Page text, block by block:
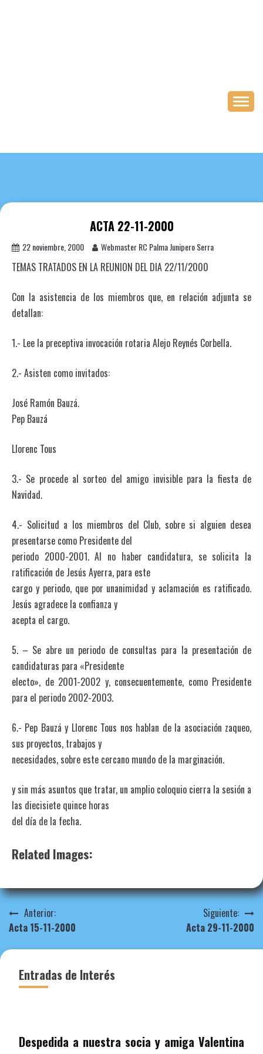
ACTA 22-11-2000
22 noviembre, 2000 Webmaster RC Palma Junipero Serra
TEMAS TRATADOS EN LA REUNION DEL DIA 22/11/2000
Con la asistencia de los miembros que, en relación adjunta se
detallan:
1.- Lee la preceptiva invocación rotaria Alejo Reynés Corbella.
2.- Asisten como invitados:
José Ramón Bauzá.
Pep Bauzá
Llorenc Tous
3.- Se procede al sorteo del amigo invisible para la fiesta de
Navidad.
4.- Solicitud a los miembros del Club, sobre si alguien desea
presentarse como Presidente del
periodo 2000-2001. Al no haber candidatura, se solicita la
ratificación de Jesús Ayerra, para este
cargo y periodo, que por unanimidad y aclamación es ratificado.
Jesús agradece la confianza y
acepta el cargo.
5. – Se abre un periodo de consultas para la presentación de
candidaturas para «Presidente
electo», de 2001-2002 y, consecuentemente, como Presidente
para el periodo 2002-2003.
6.- Pep Bauzá y Llorenc Tous nos hablan de la asociación zaqueo,
sus proyectos, trabajos y
necesidades, sobre este cercano mundo de la marginación.
y sin más asuntos que tratar, un amplio coloquio cierra la sesión a
las diecisiete quince horas
del día de la fecha.
Related Images:
Navegación
de
Anterior:
Acta 15-11-2000
Siguiente:
Acta 29-11-2000
Entradas de Interés
Despedida a nuestra socia y amiga Valentina